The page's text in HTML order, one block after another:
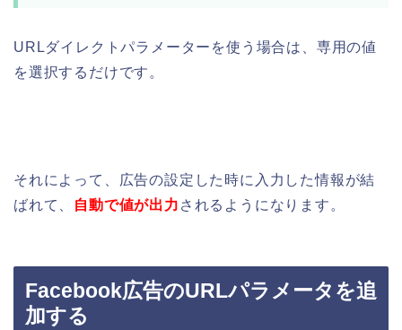
URLダイレクトパラメーターを使う場合は、専用の値
を選択するだけです。
それによって、広告の設定した時に入力した情報が結
ばれて、
自動で値が出力 されるようになります。
Facebook広告のURLパラメータを追
加する